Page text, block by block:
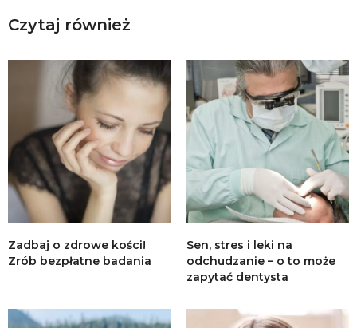
Czytaj również
Zadbaj o zdrowe kości!
Zrób bezpłatne badania
Sen, stres i leki na
odchudzanie – o to może
zapytać dentysta